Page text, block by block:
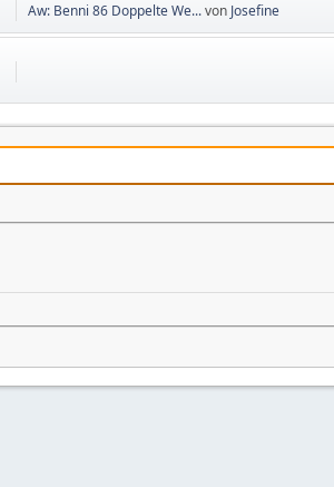
Aw: Benni 86 Doppelte We...von Josefine